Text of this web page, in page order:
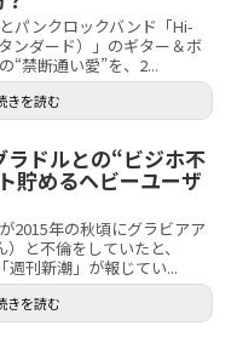
パンクロックバンド「Hi-
ンダード）」のギター＆ボ
“禁断通い愛”を、2...
きを読む
ドルとの“ビジホ不
貯めるヘビーユーザ
2015年の秋頃にグラビアア
と不倫をしていたと、
週刊新潮」が報じてい...
きを読む